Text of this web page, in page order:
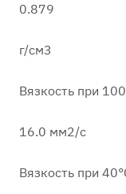
0.879
г/см3
Вязкость при
16.0 мм2/с
Вязкость при